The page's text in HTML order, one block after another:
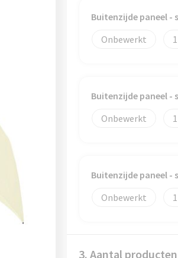
Buitenzijde paneel -
Onbewerkt
1
Buitenzijde paneel -
Onbewerkt
1
Buitenzijde paneel -
Onbewerkt
1
3. Aantal producten